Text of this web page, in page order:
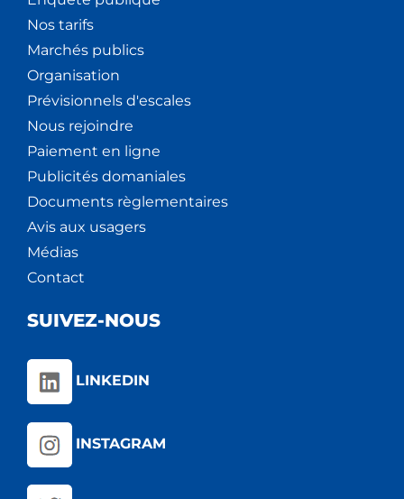
Nos tarifs
Marchés publics
Organisation
Prévisionnels d'escales
Nous rejoindre
Paiement en ligne
Publicités domaniales
Documents règlementaires
Avis aux usagers
Médias
Contact
SUIVEZ-NOUS
LINKEDIN
INSTAGRAM